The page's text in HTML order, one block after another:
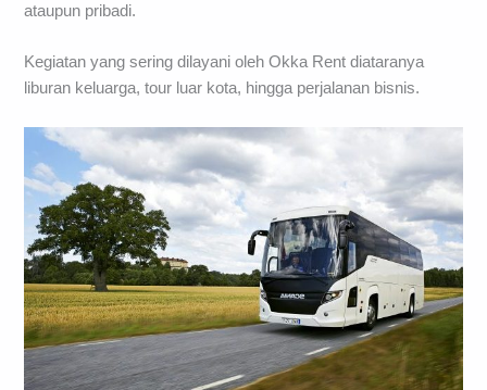
ataupun pribadi.
Kegiatan yang sering dilayani oleh Okka Rent diataranya
liburan keluarga, tour luar kota, hingga perjalanan bisnis.